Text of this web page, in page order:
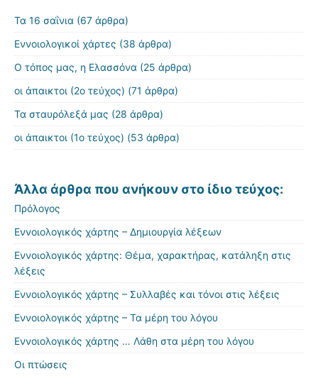
Τα 16 σαΐνια (67 άρθρα)
Εννοιολογικοί χάρτες (38 άρθρα)
Ο τόπος μας, η Ελασσόνα (25 άρθρα)
οι άπαικτοι (2ο τεύχος) (71 άρθρα)
Τα σταυρόλεξά μας (28 άρθρα)
οι άπαικτοι (1ο τεύχος) (53 άρθρα)
Άλλα άρθρα που ανήκουν στο ίδιο τεύχος:
Πρόλογος
Εννοιολογικός χάρτης – Δημιουργία λέξεων
Εννοιολογικός χάρτης: Θέμα, χαρακτήρας, κατάληξη στις
λέξεις
Εννοιολογικός χάρτης – Συλλαβές και τόνοι στις λέξεις
Εννοιολογικός χάρτης – Τα μέρη του λόγου
Εννοιολογικός χάρτης … Λάθη στα μέρη του λόγου
Οι πτώσεις